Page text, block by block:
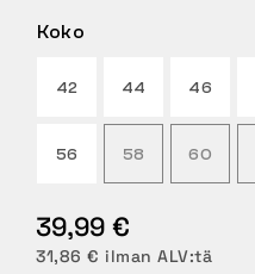
PALAUTUKSET
Koko
42 44 46
56 58 60
39,99 €
31,86 € ilman ALV:tä